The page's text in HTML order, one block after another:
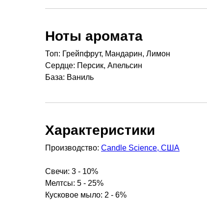
Ноты аромата
Топ: Грейпфрут, Мандарин, Лимон
Сердце: Персик, Апельсин
База: Ваниль
Характеристики
Производство: Candle Science, США
Свечи: 3 - 10%
Мелтсы: 5 - 25%
Кусковое мыло: 2 - 6%